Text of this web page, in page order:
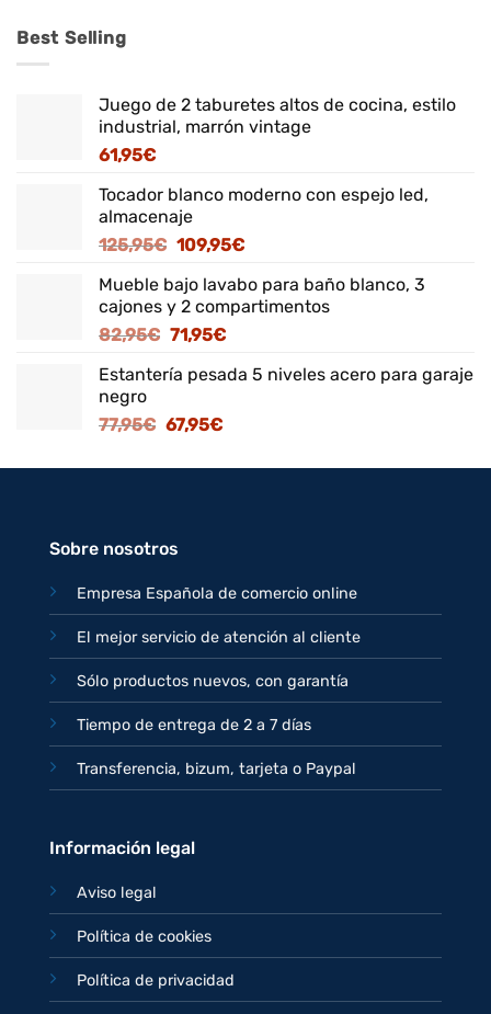
Best Selling
Juego de 2 taburetes altos de cocina, estilo
industrial, marrón vintage
61,95€
Tocador blanco moderno con espejo led,
almacenaje
125,95€ El
original
era:
125,95€.
109,95€El
actual
es:
Mueble bajo lavabo para baño blanco, 3
cajones y 2 compartimentos
82,95€ El
original
82,95€.
71,95€El
actual
Estantería pesada 5 niveles acero para garaje
negro
77,95€ El
original
67,95€El
actual
Sobre nosotros
Empresa Española de comercio online
El mejor servicio de atención al cliente
Sólo productos nuevos, con garantía
Tiempo de entrega de 2 a 7 días
Transferencia, bizum, tarjeta o Paypal
Información legal
Aviso legal
Política de cookies
Política de privacidad